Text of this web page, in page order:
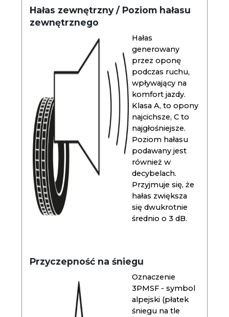
Hałas zewnętrzny / Poziom hałasu
zewnętrznego
Hałas
generowany
przez oponę
podczas ruchu,
wpływający na
komfort jazdy.
Klasa A, to opony
najcichsze, C to
najgłośniejsze.
Poziom hałasu
podawany jest
również w
decybelach.
Przyjmuje się, że
hałas zwiększa
się dwukrotnie
średnio o 3 dB.
Przyczepność na śniegu
Oznaczenie
3PMSF - symbol
alpejski (płatek
śniegu na tle